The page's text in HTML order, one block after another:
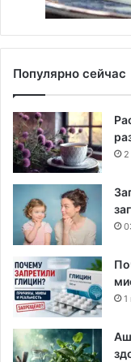
Популярно сейчас
1